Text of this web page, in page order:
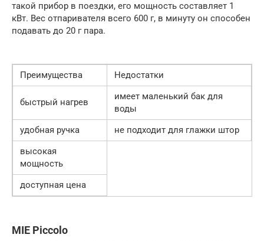
такой прибор в поездки, его мощность составляет 1
кВт. Вес отпаривателя всего 600 г, в минуту он способен
подавать до 20 г пара.
Преимущества Недостатки
быстрый нагрев
имеет маленький бак для
воды
удобная ручка
не подходит для глажки штор
высокая
мощность
доступная цена
MIE Piccolo